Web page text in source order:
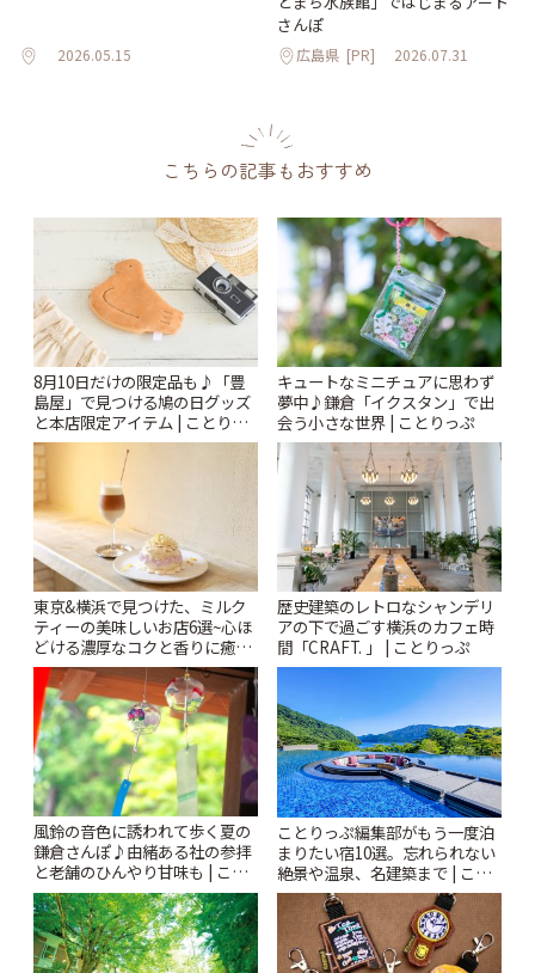
2026.05.15
さんぽ
広島県 [PR] 2026.07.31
こちらの記事もおすすめ
8月10日だけの限定品も♪「豊
島屋」で見つける鳩の日グッズ
と本店限定アイテム | ことりっ
ぷ
キュートなミニチュアに思わず
夢中♪鎌倉「イクスタン」で出
会う小さな世界 | ことりっぷ
東京&横浜で見つけた、ミルク
ティーの美味しいお店6選~心ほ
どける濃厚なコクと香りに癒や
されるティータイム~ | ことりっ
ぷ
歴史建築のレトロなシャンデリ
アの下で過ごす横浜のカフェ時
間「CRAFT. 」 | ことりっぷ
風鈴の音色に誘われて歩く夏の
鎌倉さんぽ♪由緒ある社の参拝
と老舗のひんやり甘味も | こと
りっぷ
ことりっぷ編集部がもう一度泊
まりたい宿10選。忘れられない
絶景や温泉、名建築まで | こと
りっぷ